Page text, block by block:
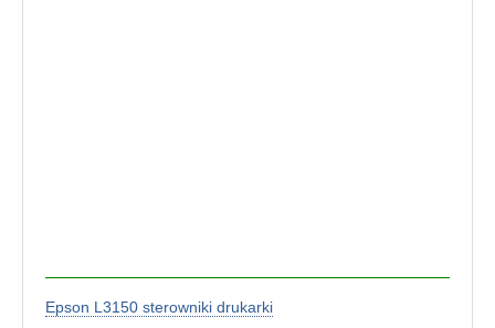
Epson L3150 sterowniki drukarki